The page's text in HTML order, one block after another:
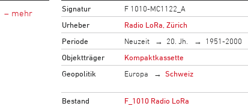
Signatur
F 1010-MC1122_A
Urheber
Radio LoRa, Zürich
Periode
Neuzeit 20. Jh. 1951-2000
Objektträger
Kompaktkassette
Geopolitik
Europa Schweiz
Bestand
F_1010 Radio LoRa